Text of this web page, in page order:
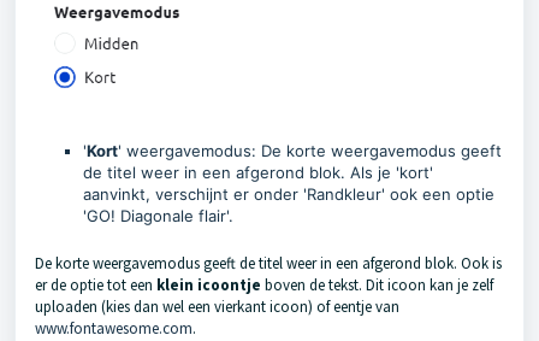
'Kort' weergavemodus: De korte weergavemodus geeft
de titel weer in een afgerond blok. Als je 'kort'
aanvinkt, verschijnt er onder 'Randkleur' ook een optie
'GO! Diagonale flair'.
De korte weergavemodus geeft de titel weer in een afgerond blok. Ook is
er de optie tot een klein icoontje boven de tekst. Dit icoon kan je zelf
uploaden (kies dan wel een vierkant icoon) of eentje van
www.fontawesome.com.